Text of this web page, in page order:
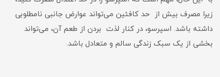
زیرا مصرف بیش از حد کافئین می‌تواند عوارض جانبی نامطلوبی
داشته باشد. اسپرسو، در کنار لذت بردن از طعم آن، می‌تواند
بخشی از یک سبک زندگی سالم و متعادل باشد.